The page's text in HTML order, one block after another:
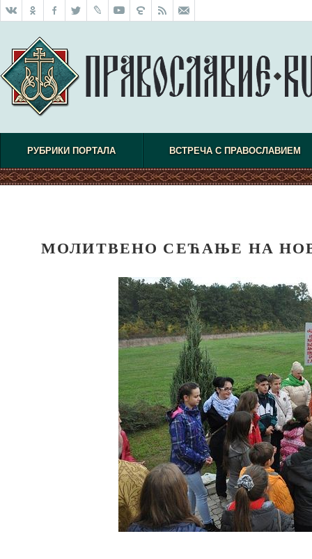
РУБРИКИ ПОРТАЛА ВСТРЕЧА С ПРАВОСЛАВИЕМ
МОЛИТВЕНО СЕЋАЊЕ НА